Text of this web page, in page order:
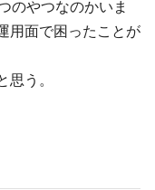
のやつなのかいま
用面で困ったことが
う。